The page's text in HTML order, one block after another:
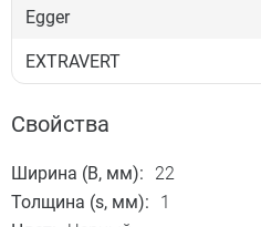
Egger
EXTRAVERT
Свойства
Ширина (B, мм):
22
Толщина (s, мм):
1